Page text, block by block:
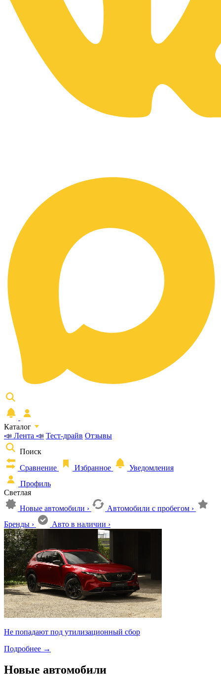
Каталог
📣 Лента 📣 Тест-драйв Отзывы
Поиск
Сравнение
Избранное
Уведомления
Профиль
Светлая
Новые автомобили › Автомобили с пробегом ›
Бренды › Авто в наличии ›
Не попадают под утилизационный сбор
Подробнее →
Новые автомобили